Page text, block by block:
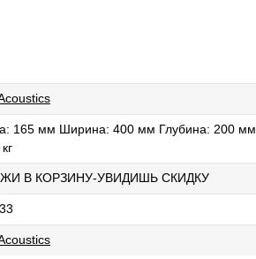
165 мм Ширина: 400 мм Глубина: 200 мм
В КОРЗИНУ-УВИДИШЬ СКИДКУ